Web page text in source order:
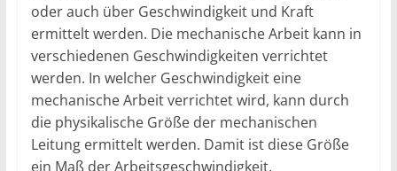
oder auch über Geschwindigkeit und Kraft
ermittelt werden. Die mechanische Arbeit kann in
verschiedenen Geschwindigkeiten verrichtet
werden. In welcher Geschwindigkeit eine
mechanische Arbeit verrichtet wird, kann durch
die physikalische Größe der mechanischen
Leitung ermittelt werden. Damit ist diese Größe
ein Maß der Arbeitsgeschwindigkeit.